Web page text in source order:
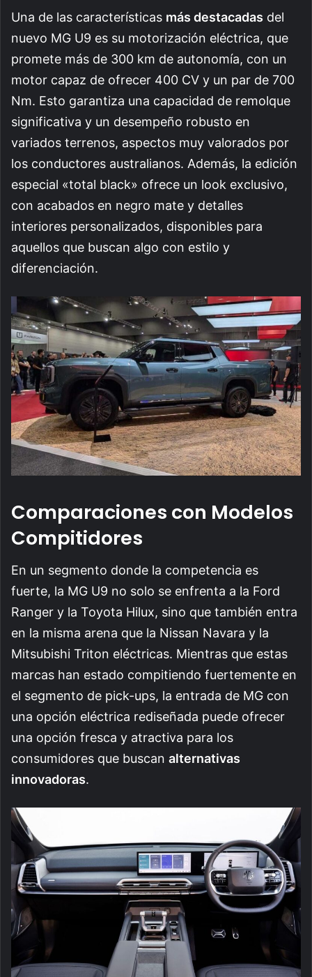
Una de las características más destacadas del
nuevo MG U9 es su motorización eléctrica, que
promete más de 300 km de autonomía, con un
motor capaz de ofrecer 400 CV y un par de 700
Nm. Esto garantiza una capacidad de remolque
significativa y un desempeño robusto en
variados terrenos, aspectos muy valorados por
los conductores australianos. Además, la edición
especial «total black» ofrece un look exclusivo,
con acabados en negro mate y detalles
interiores personalizados, disponibles para
aquellos que buscan algo con estilo y
diferenciación.
Comparaciones con Modelos
Compitidores
En un segmento donde la competencia es
fuerte, la MG U9 no solo se enfrenta a la Ford
Ranger y la Toyota Hilux, sino que también entra
en la misma arena que la Nissan Navara y la
Mitsubishi Triton eléctricas. Mientras que estas
marcas han estado compitiendo fuertemente en
el segmento de pick-ups, la entrada de MG con
una opción eléctrica rediseñada puede ofrecer
una opción fresca y atractiva para los
consumidores que buscan alternativas
innovadoras.